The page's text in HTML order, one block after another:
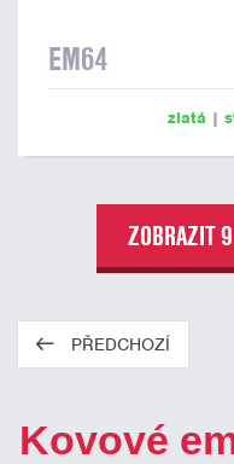
EM64
zlatá |
ZOBRAZIT
PŘEDCHOZÍ
Kovové